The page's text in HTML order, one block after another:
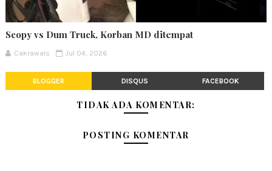
Scopy vs Dum Truck, Korban MD ditempat
Cakrawals Jul 04, 2026
BLOGGER DISQUS FACEBOOK
TIDAK ADA KOMENTAR:
POSTING KOMENTAR